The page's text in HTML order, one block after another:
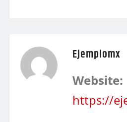
Ejemplomx
Website:
https://